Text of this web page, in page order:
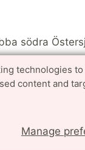
technologies
content and
Manage
södra
får
Hallin.
det kollektiva